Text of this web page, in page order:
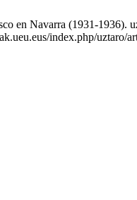
en Navarra (1931-1936).
index.php/uztaro/